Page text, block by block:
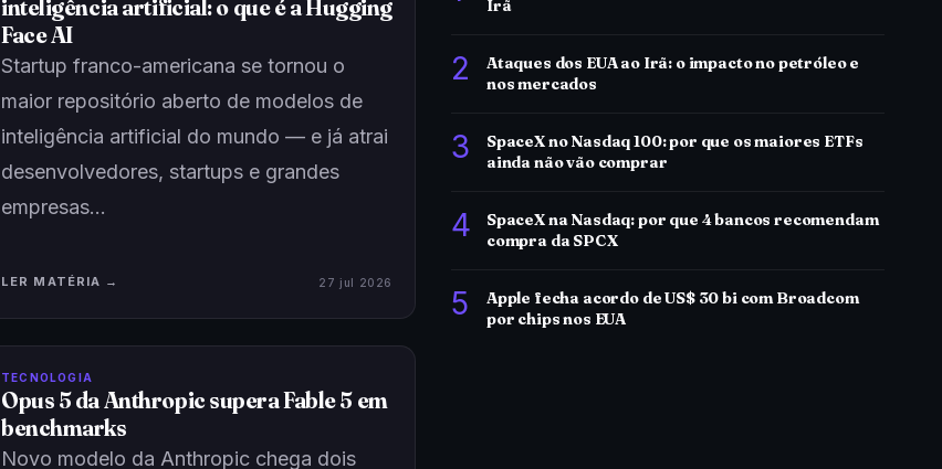
inteligência artificial: o que é a Hugging
Face AI
Startup franco-americana se tornou o
maior repositório aberto de modelos de
inteligência artificial do mundo — e já atrai
desenvolvedores, startups e grandes
empresas…
LER MATÉRIA → 27 jul 2026
TECNOLOGIA
Opus 5 da Anthropic supera Fable 5 em
benchmarks
Novo modelo da Anthropic chega dois
Irã
2
Ataques dos EUA ao Irã: o impacto no petróleo e
nos mercados
3
SpaceX no Nasdaq 100: por que os maiores ETFs
ainda não vão comprar
4
SpaceX na Nasdaq: por que 4 bancos recomendam
compra da SPCX
5
Apple fecha acordo de US$ 30 bi com Broadcom
por chips nos EUA